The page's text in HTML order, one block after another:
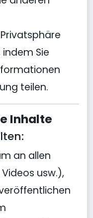
Sie
teilen.
Inhalte
an allen
usw.),